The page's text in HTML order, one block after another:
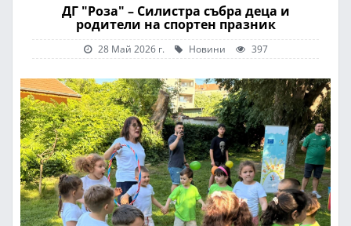
ДГ "Роза" – Силистра събра деца и
родители на спортен празник
28 Май 2026 г. Новини 397